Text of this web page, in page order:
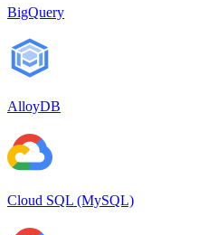
BigQuery
AlloyDB
Cloud SQL (MySQL)